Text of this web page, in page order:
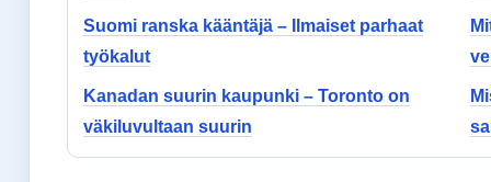
Suomi ranska kääntäjä – Ilmaiset parhaat
työkalut
Kanadan suurin kaupunki – Toronto on
väkiluvultaan suurin